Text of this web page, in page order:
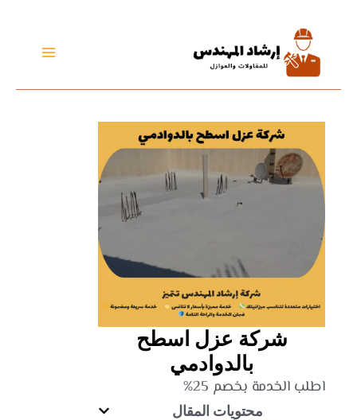
المحتوى
شركة عزل اسطح
بالدوادمي
اطلب الخدمة بخصم 25%
محتويات المقال